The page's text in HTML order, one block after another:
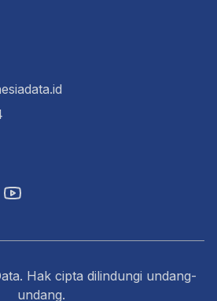
YouTube
Hak cipta dilindungi undang-
undang.